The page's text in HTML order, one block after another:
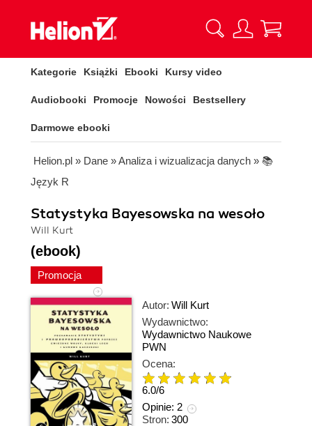
Kategorie Książki Ebooki Kursy video
Audiobooki Promocje Nowości Bestsellery
Darmowe ebooki
Helion.pl » Dane »Analiza i wizualizacja danych » 📚
Język R
Statystyka Bayesowska na wesoło
Will Kurt
(ebook)
Promocja
Autor: Will Kurt
Wydawnictwo:
Wydawnictwo Naukowe
PWN
Ocena:
6.0/6
Opinie: 2
Stron: 300